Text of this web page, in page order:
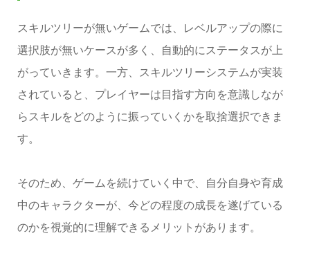
スキルツリーが無いゲームでは、レベルアップの際に
選択肢が無いケースが多く、自動的にステータスが上
がっていきます。一方、スキルツリーシステムが実装
されていると、プレイヤーは目指す方向を意識しなが
らスキルをどのように振っていくかを取捨選択できま
す。
そのため、ゲームを続けていく中で、自分自身や育成
中のキャラクターが、今どの程度の成長を遂げている
のかを視覚的に理解できるメリットがあります。